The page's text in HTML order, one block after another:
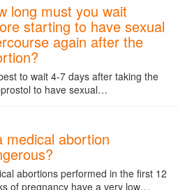
long must you wait
starting to have sexual
again after the
to wait 4-7 days after taking the
to have sexual…
medical abortion
abortions performed in the first 12
of pregnancy have a very low…